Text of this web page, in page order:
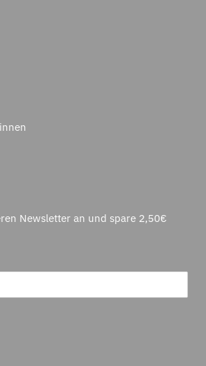
Newsletter an und spare 2,50€